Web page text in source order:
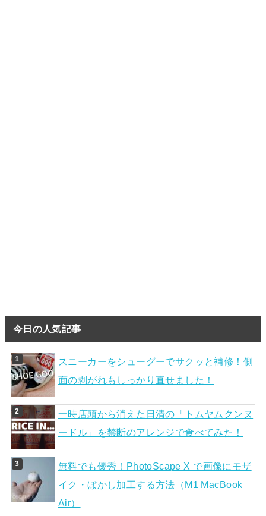
今日の人気記事
スニーカーをシューグーでサクッと補修！側
面の剥がれもしっかり直せました！
一時店頭から消えた日清の「トムヤムクンヌ
ードル」を禁断のアレンジで食べてみた！
無料でも優秀！PhotoScape X で画像にモザ
イク・ぼかし加工する方法（M1 MacBook
Air）